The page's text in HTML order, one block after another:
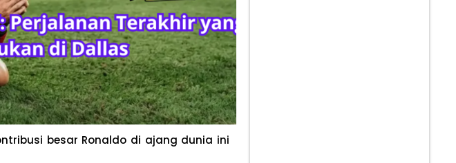
besar Ronaldo di ajang dunia ini